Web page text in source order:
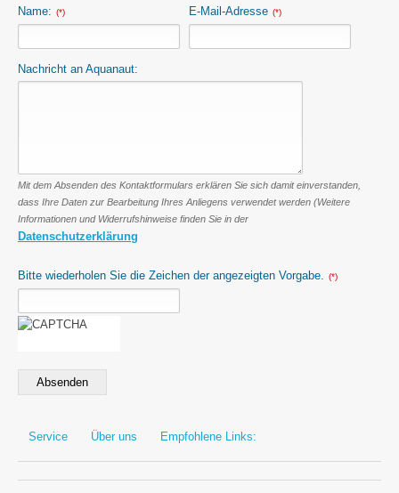
Name: (*) E-Mail-Adresse (*)
Nachricht an Aquanaut:
Mit dem Absenden des Kontaktformulars erklären Sie sich damit einverstanden,
dass Ihre Daten zur Bearbeitung Ihres Anliegens verwendet werden (Weitere
Informationen und Widerrufshinweise finden Sie in der
Datenschutzerklärung
Bitte wiederholen Sie die Zeichen der angezeigten Vorgabe. (*)
Absenden
Service Über uns Empfohlene Links: